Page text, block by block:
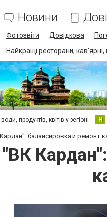
Новини
Фотозвіти Довідкова
Найкращі ресторани, кав'ярні,
продуктів, квітів у регіоні Н
балансировка и ремонт